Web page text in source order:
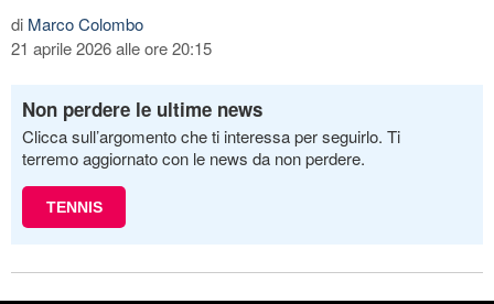
di Marco Colombo
21 aprile 2026 alle ore 20:15
Non perdere le ultime news
Clicca sull’argomento che ti interessa per seguirlo. Ti
terremo aggiornato con le news da non perdere.
TENNIS